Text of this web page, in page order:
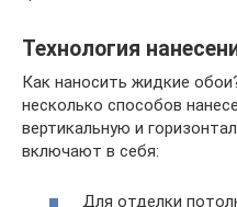
Технология
Как наносить жидкие
несколько способов
вертикальную и
включают в себя:
Для отделки